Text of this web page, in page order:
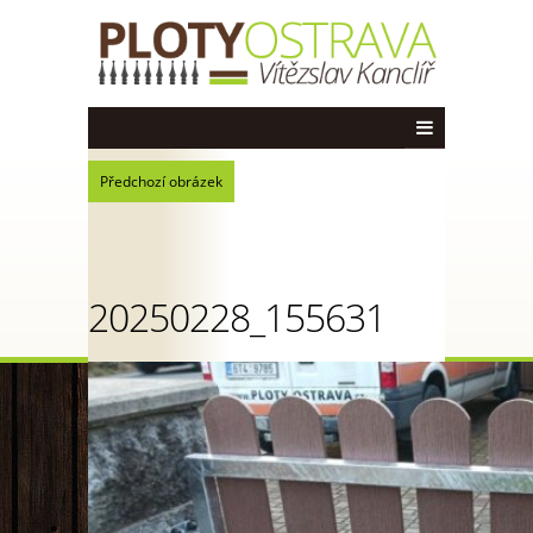
Předchozí obrázek
20250228_155631